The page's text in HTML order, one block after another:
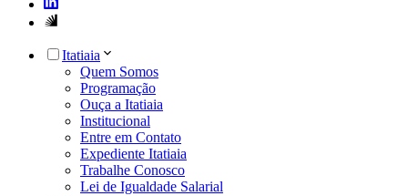
Itatiaia
Quem Somos
Programação
Ouça a Itatiaia
Institucional
Entre em Contato
Expediente Itatiaia
Trabalhe Conosco
Lei de Igualdade Salarial